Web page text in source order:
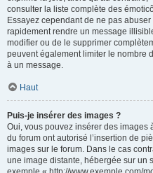
consulter la liste complète des
Essayez cependant de ne pas
rapidement rendre un message
modifier ou de le supprimer
peuvent également limiter le nombre
à un message.
Haut
Puis-je insérer des images ?
Oui, vous pouvez insérer des images
du forum ont autorisé l’insertion de
images sur le forum. Dans le cas
une image distante, hébergée sur un